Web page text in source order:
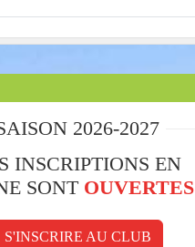
2026-2027
INSCRIPTIONS EN
SONT OUVERTES
S'INSCRIRE AU CLUB